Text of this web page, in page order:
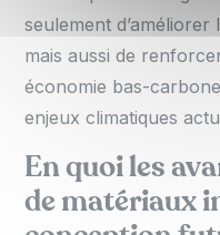
seulement d’améliorer
mais aussi de
économie bas-
enjeux climatiques
En quoi les
de matériaux